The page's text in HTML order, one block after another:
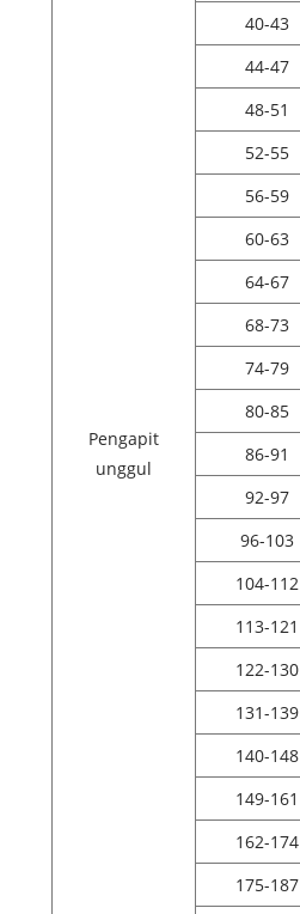
Pengapit
unggul
40-43
44-47
48-51
52-55
56-59
60-63
64-67
68-73
74-79
80-85
86-91
92-97
96-103
104-112
113-121
122-130
131-139
140-148
149-161
162-174
175-187